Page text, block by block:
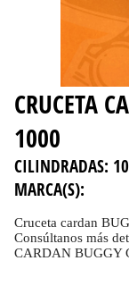
CRUCETA
1000
CILINDRADAS:
MARCA(S):
Cruceta cardan
Consúltanos más
CARDAN BUGGY